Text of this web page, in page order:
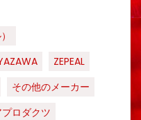
ZEPEAL
その他のメーカー
ロダクツ